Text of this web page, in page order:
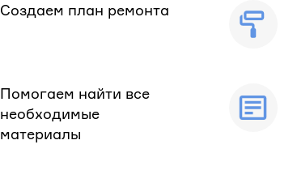
Создаем план ремонта
Помогаем найти все
необходимые
материалы